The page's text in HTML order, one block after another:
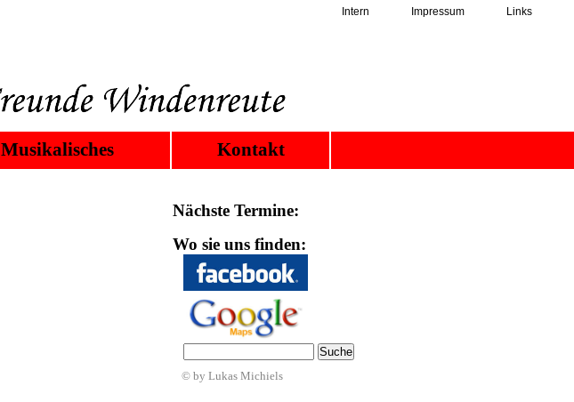
Intern Impressum Links
Musikalisches Kontakt
Nächste Termine:
Wo sie uns finden:
© by Lukas Michiels